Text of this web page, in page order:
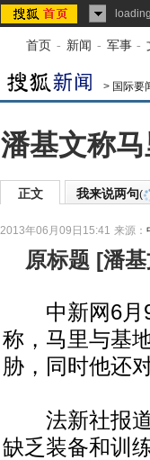
首页 - 新闻 - 军事 -
> 国际要
潘基文称
正文 我来说两句(
2013年06月09日15:41 来源：
原标题 [潘
中新网6月9
称，马里与基
胁，同时他还
法新社报道
缺乏装备和训